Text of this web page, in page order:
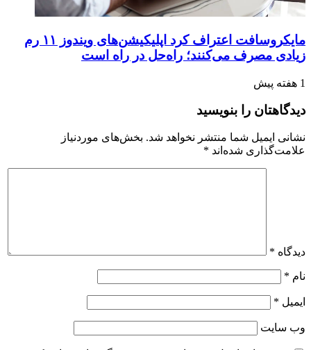
مایکروسافت اعتراف کرد اپلیکیشن‌های ویندوز ۱۱ رم
زیادی مصرف می‌کنند؛ راه‌حل در راه است
1 هفته پیش
دیدگاهتان را بنویسید
نشانی ایمیل شما منتشر نخواهد شد. بخش‌های موردنیاز
علامت‌گذاری شده‌اند *
دیدگاه *
نام *
ایمیل *
وب‌ سایت